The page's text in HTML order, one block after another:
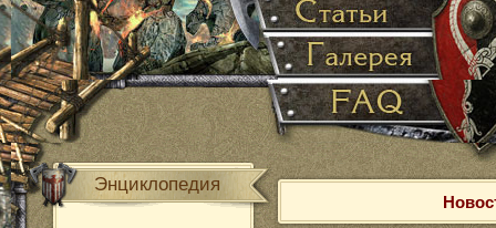
Энциклопедия